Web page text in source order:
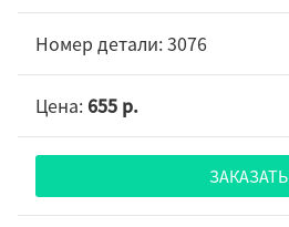
3076
655 р.
ЗАКАЗАТЬ